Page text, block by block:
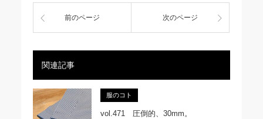
前のページ 次のページ
関連記事
服のコト
vol.471 圧倒的、30mm。